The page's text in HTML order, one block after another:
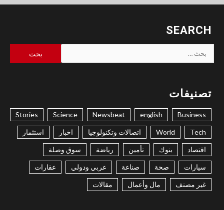
SEARCH
البحث
عن:
تصنيفات
Business
english
Newsbeat
Science
Stories
Tech
World اتصالات وتكنولوجيا اخبار استثمار
اقتصاد بنوك تأمين رياضة سوق وصلة
سيارات صحة صناعة عربي ودولي عقارات
غير مصنف مال وأعمال مقالات